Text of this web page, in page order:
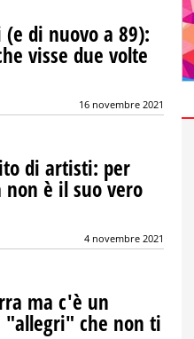
di nuovo a 89):
visse due volte
16 novembre 2021
di artisti: per
non è il suo vero
4 novembre 2021
ma c'è un
che non ti